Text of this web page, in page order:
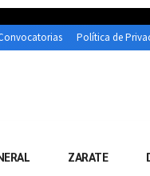
Política de
ZARATE